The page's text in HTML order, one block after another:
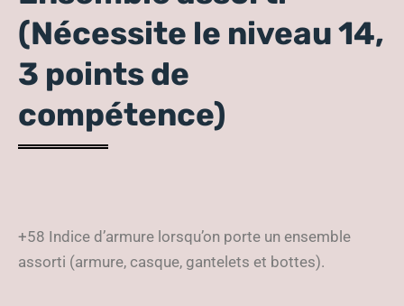
(Nécessite le niveau 14,
3 points de
compétence)
+58 Indice d’armure lorsqu’on porte un ensemble
assorti (armure, casque, gantelets et bottes).